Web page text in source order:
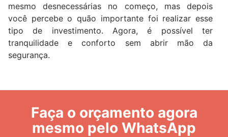
mesmo desnecessárias no começo, mas depois
você percebe o quão importante foi realizar esse
tipo de investimento. Agora, é possível ter
tranquilidade e conforto sem abrir mão da
segurança.
Faça o orçamento agora
mesmo pelo WhatsApp